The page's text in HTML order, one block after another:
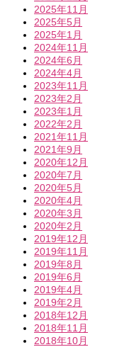
2025年11月
2025年5月
2025年1月
2024年11月
2024年6月
2024年4月
2023年11月
2023年2月
2023年1月
2022年2月
2021年11月
2021年9月
2020年12月
2020年7月
2020年5月
2020年4月
2020年3月
2020年2月
2019年12月
2019年11月
2019年8月
2019年6月
2019年4月
2019年2月
2018年12月
2018年11月
2018年10月